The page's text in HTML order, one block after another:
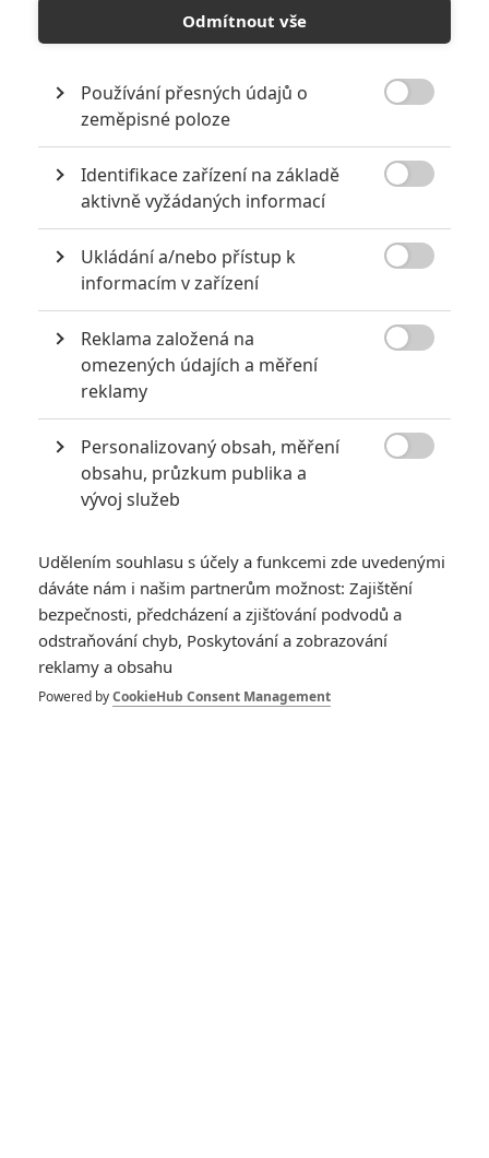
PŘIDAT NOVÝ KOMENTÁŘ
Pro psaní komentářů, se přihlašte.
*/10
Nerecenzováno
*/10
Pro hodnocení musíte být přihlášen.
Zůstat přihlášen
Odmítnout vše
Používání přesných údajů o
zeměpisné poloze
Identifikace zařízení na základě
aktivně vyžádaných informací
Ukládání a/nebo přístup k
informacím v zařízení
Reklama založená na
omezených údajích a měření
reklamy
Personalizovaný obsah, měření
obsahu, průzkum publika a
vývoj služeb
Udělením souhlasu s účely a funkcemi zde uvedenými
dáváte nám i našim partnerům možnost: Zajištění
bezpečnosti, předcházení a zjišťování podvodů a
odstraňování chyb, Poskytování a zobrazování
reklamy a obsahu
Powered byCookieHub Consent Management